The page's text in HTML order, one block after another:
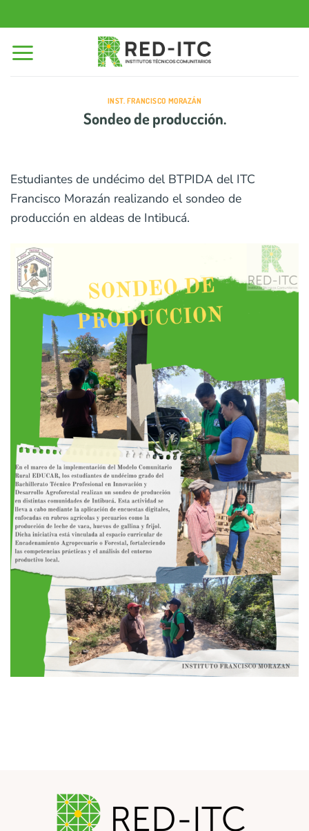
al
contenido
INST. FRANCISCO MORAZÁN
Sondeo de producción.
Estudiantes de undécimo del BTPIDA del ITC
Francisco Morazán realizando el sondeo de
producción en aldeas de Intibucá.